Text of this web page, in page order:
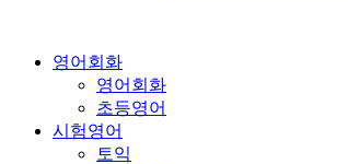
영어회화
영어회화
초등영어
시험영어
토익